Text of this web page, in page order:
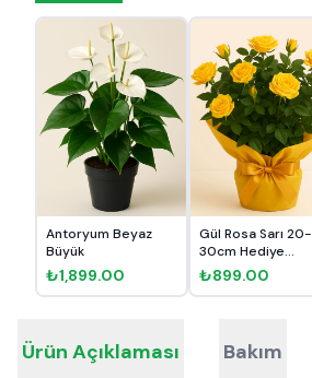
Antoryum Beyaz
Büyük
₺1,899.00
Gül Rosa Sarı 20-
30cm Hediye
Paketli
₺899.00
Ürün Açıklaması Bakım